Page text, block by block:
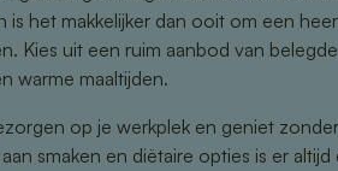
is het makkelijker dan ooit om een
Kies uit een ruim aanbod van
warme maaltijden.
op je werkplek en geniet
smaken en diëtaire opties is er altijd